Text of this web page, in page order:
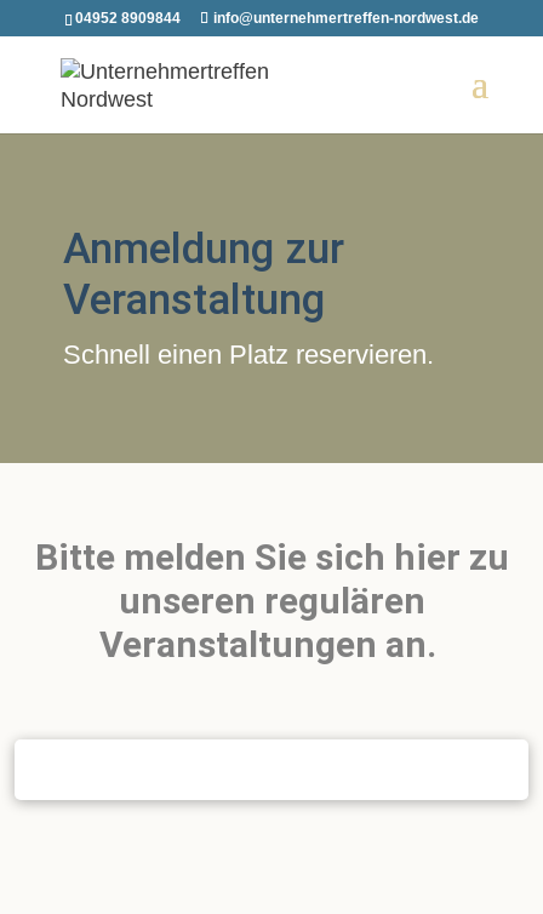
04952 8909844 info@unternehmertreffen-nordwest.de
Anmeldung zur
Veranstaltung
Schnell einen Platz reservieren.
Bitte melden Sie sich hier zu
unseren regulären
Veranstaltungen an.